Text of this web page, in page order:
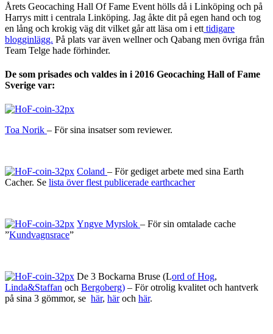
Årets Geocaching Hall Of Fame Event hölls då i Linköping och på
Harrys mitt i centrala Linköping. Jag åkte dit på egen hand och tog
en lång och krokig väg dit vilket går att läsa om i ett tidigare
blogginlägg. På plats var även wellner och Qabang men övriga från
Team Telge hade förhinder.
De som prisades och valdes in i 2016 Geocaching Hall of Fame
Sverige var:
Toa Norik – För sina insatser som reviewer.
Coland – För gediget arbete med sina Earth
Cacher. Se lista över flest publicerade earthcacher
Yngve Myrslok – För sin omtalade cache
”Kundvagnsrace”
De 3 Bockarna Bruse (Lord of Hog,
Linda&Staffan och Bergoberg) – För otrolig kvalitet och hantverk
på sina 3 gömmor, se här, häroch här.